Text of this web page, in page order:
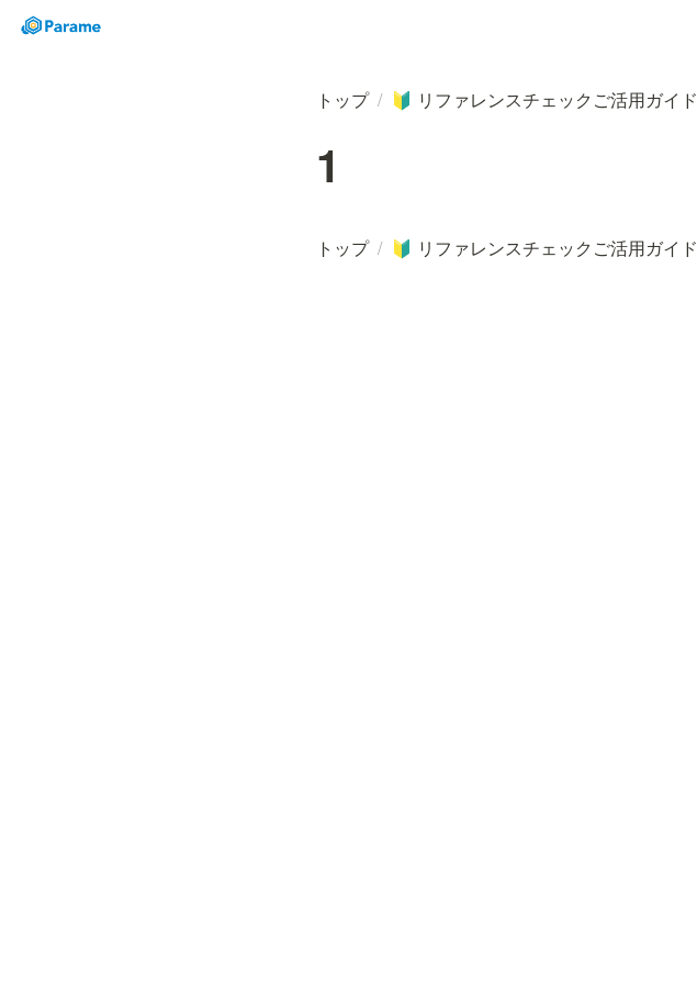
トップ / 🔰 リファレンスチェックご活用ガイド
1
トップ / 🔰 リファレンスチェックご活用ガイド